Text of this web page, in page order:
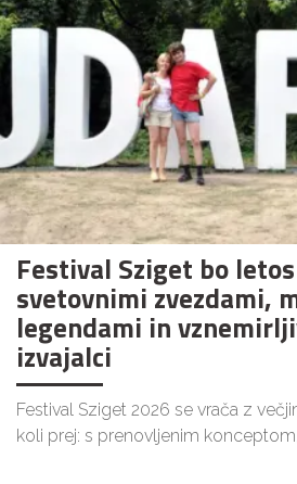
Festival Sziget bo
svetovnimi zvezdami,
legendami in
izvajalci
Festival Sziget 2026 se vrača z
koli prej: s prenovljenim